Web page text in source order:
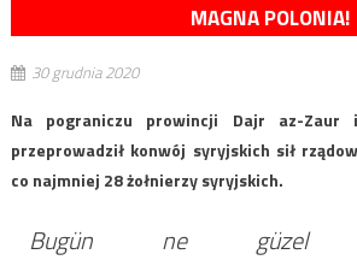
MAGNA POLONIA!
30 grudnia 2020
Na pograniczu prowincji Dajr az-Zaur
przeprowadził konwój syryjskich sił
co najmniej 28 żołnierzy syryjskich.
Bugün ne güzel